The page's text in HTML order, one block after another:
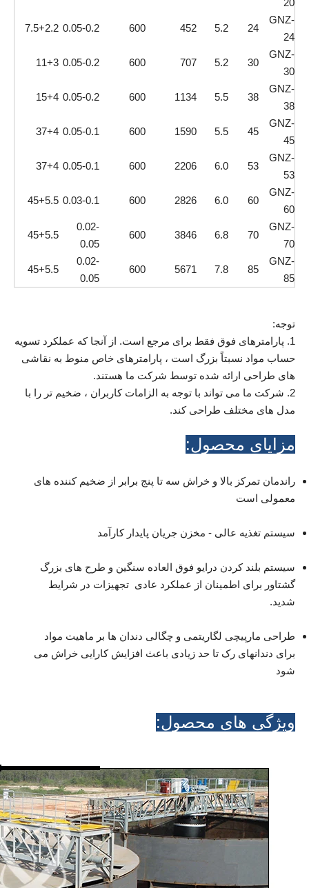
20
GNZ-
24
24
5.2
452
600
0.05-0.2
7.5+2.2
GNZ-
30
30
5.2
707
600
0.05-0.2
11+3
GNZ-
38
38
5.5
1134
600
0.05-0.2
15+4
GNZ-
45
45
5.5
1590
600
0.05-0.1
37+4
GNZ-
53
53
6.0
2206
600
0.05-0.1
37+4
GNZ-
60
60
6.0
2826
600
0.03-0.1
45+5.5
GNZ-
70
70
6.8
3846
600
0.02-
0.05
45+5.5
GNZ-
85
85
7.8
5671
600
0.02-
0.05
45+5.5
توجه:
1. پارامترهای فوق فقط برای مرجع است. از آنجا که عملکرد تسویه
حساب مواد نسبتاً بزرگ است ، پارامترهای خاص منوط به نقاشی
های طراحی ارائه شده توسط شرکت ما هستند.
2. شرکت ما می تواند با توجه به الزامات کاربران ، ضخیم تر را با
مدل های مختلف طراحی کند.
مزایای محصول:
راندمان تمرکز بالا و خراش سه تا پنج برابر از ضخیم کننده های
معمولی است
سیستم تغذیه عالی - مخزن جریان پایدار کارآمد
سیستم بلند کردن درایو فوق العاده سنگین و طرح های بزرگ
گشتاور برای اطمینان از عملکرد عادی تجهیزات در شرایط
شدید.
طراحی مارپیچی لگاریتمی و چگالی دندان ها بر ماهیت مواد
برای دندانهای رک تا حد زیادی باعث افزایش کارایی خراش می
شود
ویژگی های محصول: